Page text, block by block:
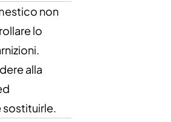
non
lo
alla
sostituirle.